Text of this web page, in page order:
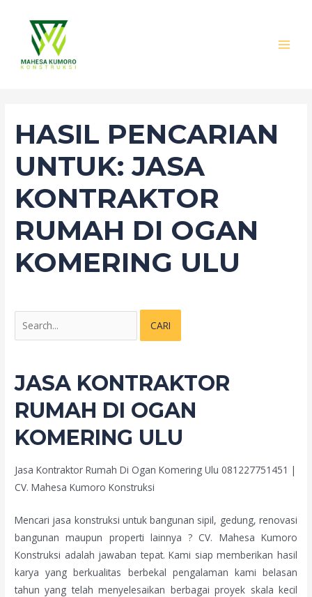
HASIL PENCARIAN
UNTUK:JASA
KONTRAKTOR
RUMAH DI OGAN
KOMERING ULU
untuk:
JASA KONTRAKTOR
RUMAH DI OGAN
KOMERING ULU
Jasa Kontraktor Rumah Di Ogan Komering Ulu 081227751451 |
CV. Mahesa Kumoro Konstruksi
Mencari jasa konstruksi untuk bangunan sipil, gedung, renovasi
bangunan maupun properti lainnya ? CV. Mahesa Kumoro
Konstruksi adalah jawaban tepat. Kami siap memberikan hasil
karya yang berkualitas berbekal pengalaman kami belasan
tahun yang telah menyelesaikan berbagai proyek skala kecil